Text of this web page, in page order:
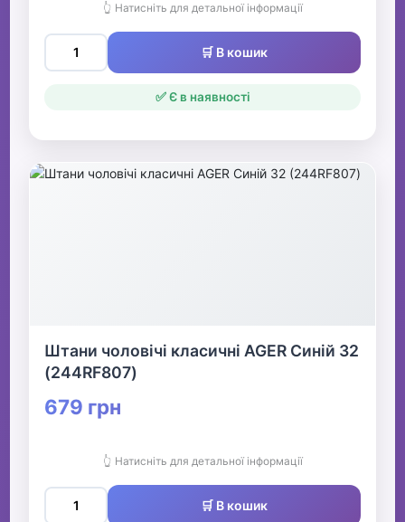
👆 Натисніть для детальної інформації
🛒 В кошик
✅ Є в наявності
Штани чоловічі класичні AGER Синій 32
(244RF807)
679 грн
👆 Натисніть для детальної інформації
🛒 В кошик